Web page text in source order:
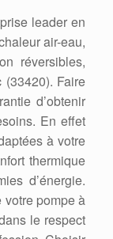
leader en
air-eau,
réversibles,
Faire
d’obtenir
En effet
à votre
thermique
d’énergie.
pompe à
le respect